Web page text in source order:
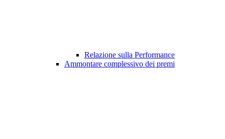
Relazione sulla Performance
Ammontare complessivo dei premi